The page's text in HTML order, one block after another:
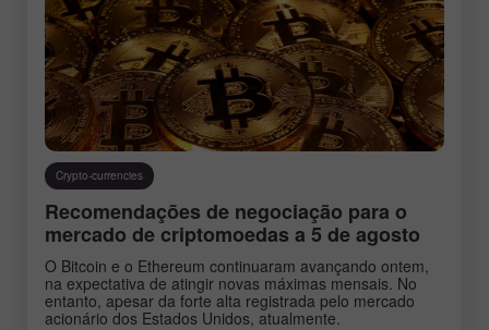
Crypto-currencies
Recomendações de negociação para o
mercado de criptomoedas a 5 de agosto
O Bitcoin e o Ethereum continuaram avançando ontem,
na expectativa de atingir novas máximas mensais. No
entanto, apesar da forte alta registrada pelo mercado
acionário dos Estados Unidos, atualmente.